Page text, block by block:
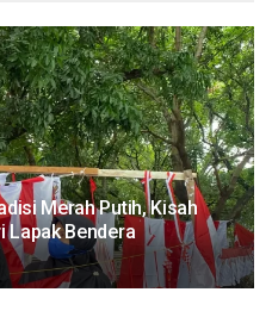
Merah Putih, Kisah
Lapak Bendera